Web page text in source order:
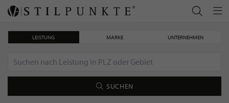
LEISTUNG MARKE UNTERNEHMEN
SUCHEN